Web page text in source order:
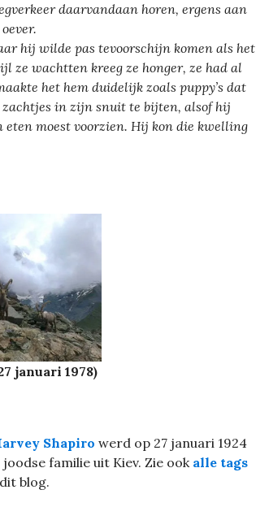
daarvandaan horen, ergens aan
hij wilde pas tevoorschijn komen als het
ze wachtten kreeg ze honger, ze had al
het hem duidelijk zoals puppy’s dat
zachtjes in zijn snuit te bijten, alsof hij
eten moest voorzien. Hij kon die kwelling
januari 1978)
Shapiro werd op 27 januari 1924
familie uit Kiev. Zie ookalle tags
blog.